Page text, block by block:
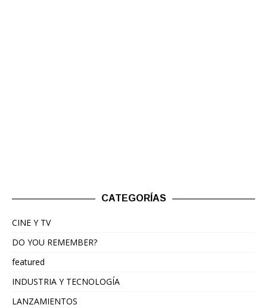
CATEGORÍAS
CINE Y TV
DO YOU REMEMBER?
featured
INDUSTRIA Y TECNOLOGÍA
LANZAMIENTOS